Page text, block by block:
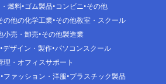
燃料 ゴム製品 コンビニ その他
の他の化学工業 その他教室・スクール
小売・卸売 その他製造業
デザイン・製作 パソコンスクール
理・オフィスサポート
ファッション・洋服 プラスチック製品